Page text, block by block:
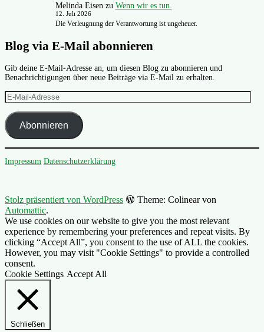
Melinda Eisen zu Wenn wir es tun.
12. Juli 2026
Die Verleugnung der Verantwortung ist ungeheuer.
Blog via E-Mail abonnieren
Gib deine E-Mail-Adresse an, um diesen Blog zu abonnieren und
Benachrichtigungen über neue Beiträge via E-Mail zu erhalten.
E-
Mail-
Adresse
Abonnieren
Impressum Datenschutzerklärung
Stolz präsentiert von WordPress
Theme: Colinear von
Automattic.
We use cookies on our website to give you the most relevant
experience by remembering your preferences and repeat visits. By
clicking “Accept All”, you consent to the use of ALL the cookies.
However, you may visit "Cookie Settings" to provide a controlled
consent.
Cookie Settings Accept All
Schließen